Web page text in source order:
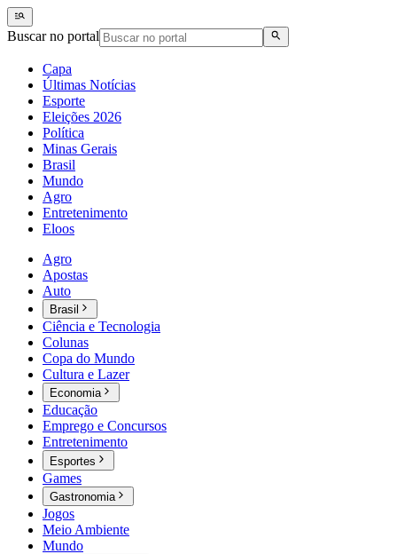
Buscar no portal
Capa
Últimas Notícias
Esporte
Eleições 2026
Política
Minas Gerais
Brasil
Mundo
Agro
Entretenimento
Eloos
Agro
Apostas
Auto
Brasil
Ciência e Tecnologia
Colunas
Copa do Mundo
Cultura e Lazer
Economia
Educação
Emprego e Concursos
Entretenimento
Esportes
Games
Gastronomia
Jogos
Meio Ambiente
Mundo